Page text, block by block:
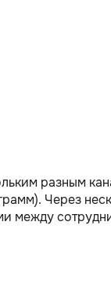
разным
Через
между